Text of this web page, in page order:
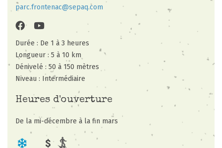
parc.frontenac@sepaq.com
Durée : De 1 à 3 heures
Longueur : 5 à 10 km
Dénivelé : 50 à 150 mètres
Niveau : Intermédiaire
Heures d'ouverture
De la mi-décembre à la fin mars